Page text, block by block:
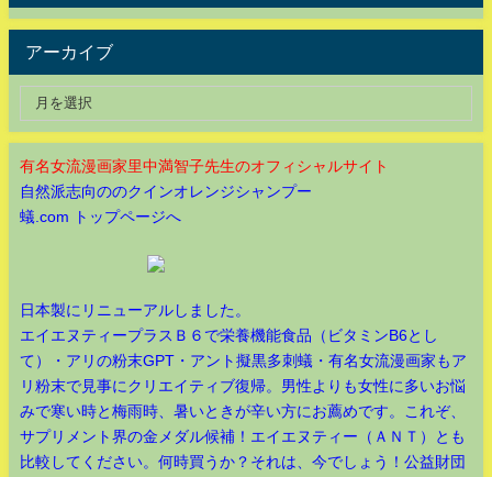
アーカイブ
有名女流漫画家里中満智子先生のオフィシャルサイト
自然派志向ののクインオレンジシャンプー
蟻.com トップページへ
日本製にリニューアルしました。
エイエヌティープラスＢ６で栄養機能食品（ビタミンB6とし
て）・アリの粉末GPT・アント擬黒多刺蟻・有名女流漫画家もア
リ粉末で見事にクリエイティブ復帰。男性よりも女性に多いお悩
みで寒い時と梅雨時、暑いときが辛い方にお薦めです。これぞ、
サプリメント界の金メダル候補！エイエヌティー（ＡＮＴ）とも
比較してください。何時買うか？それは、今でしょう！公益財団